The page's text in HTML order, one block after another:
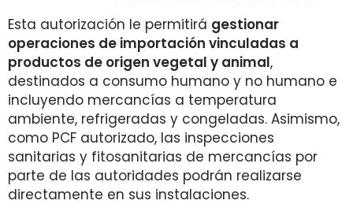
Esta autorización le permitirá gestionar
operaciones de importación vinculadas a
productos de origen vegetal y animal,
destinados a consumo humano y no humano e
incluyendo mercancías a temperatura
ambiente, refrigeradas y congeladas. Asimismo,
como PCF autorizado, las inspecciones
sanitarias y fitosanitarias de mercancías por
parte de las autoridades podrán realizarse
directamente en sus instalaciones.